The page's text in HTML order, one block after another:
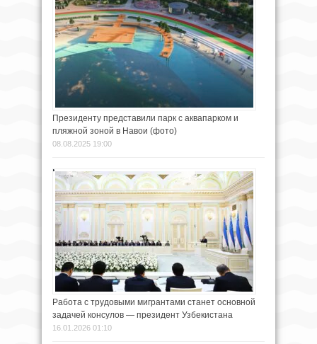
Президенту представили парк с аквапарком и
пляжной зоной в Навои (фото)
08.08.2025 19:00
Работа с трудовыми мигрантами станет основной
задачей консулов — президент Узбекистана
16.01.2026 01:10